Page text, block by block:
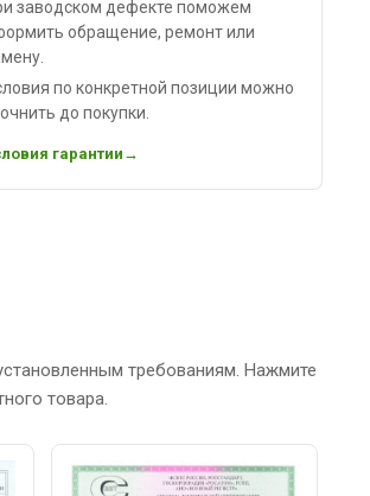
заводском дефекте поможем
обращение, ремонт или
по конкретной позиции можно
до покупки.
гарантии
требованиям. Нажмите
товара.